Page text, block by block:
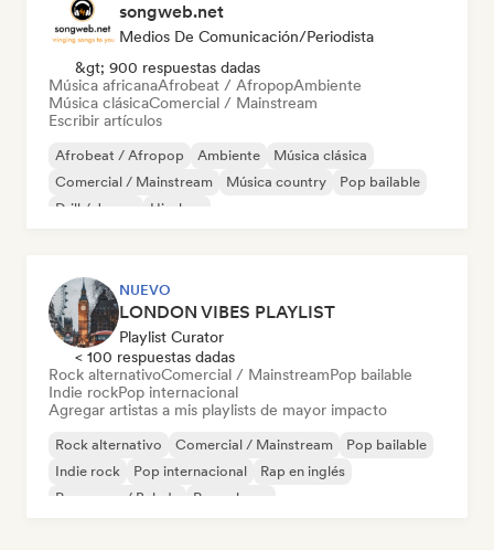
songweb.net
Medios De Comunicación/Periodista
&gt; 900 respuestas dadas
Música africanaAfrobeat / AfropopAmbiente
Música clásicaComercial / Mainstream
Escribir artículos
Afrobeat / Afropop Ambiente
Música clásica
Comercial / Mainstream
Música country
Pop bailable
Drill / Jersey
Hip-hop
NUEVO
LONDON VIBES PLAYLIST
Playlist Curator
< 100 respuestas dadas
Rock alternativoComercial / MainstreamPop bailable
Indie rockPop internacional
Agregar artistas a mis playlists de mayor impacto
Rock alternativo Comercial / Mainstream
Pop bailable
Indie rock
Pop internacional
Rap en inglés
Pop suave / Balada
Pop urbano